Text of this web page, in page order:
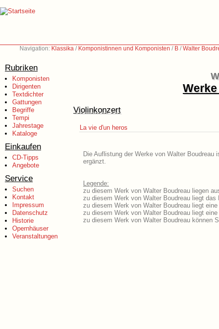
Navigation: Klassika / Komponistinnen und Komponisten / B /Walter
Rubriken
Komponisten
Dirigenten
Textdichter
Gattungen
Begriffe
Tempi
Jahrestage
Kataloge
Einkaufen
CD-Tipps
Angebote
Service
Suchen
Kontakt
Impressum
Datenschutz
Historie
Opernhäuser
Veranstaltungen
Violinkonzert
La vie d'un heros
Die Auflistung der Werke von Walter
ergänzt.
Legende:
zu diesem Werk von Walter Boudreau liegen
zu diesem Werk von Walter Boudreau liegt das
zu diesem Werk von Walter Boudreau liegt
zu diesem Werk von Walter Boudreau liegt
zu diesem Werk von Walter Boudreau können